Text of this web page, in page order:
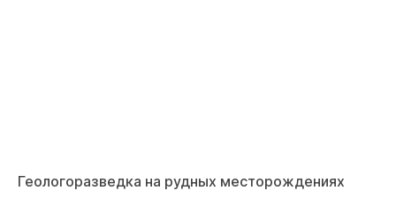
Геологоразведка на рудных месторождениях